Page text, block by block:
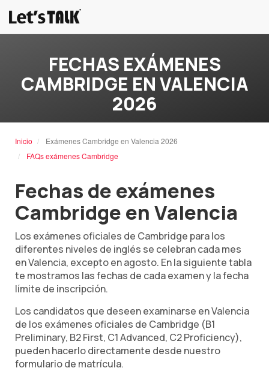
FECHAS EXÁMENES
CAMBRIDGE EN VALENCIA
2026
Inicio
Exámenes Cambridge en Valencia 2026
FAQs exámenes Cambridge
Fechas de exámenes
Cambridge en Valencia
Los exámenes oficiales de Cambridge para los
diferentes niveles de inglés se celebran cada mes
en Valencia, excepto en agosto. En la siguiente tabla
te mostramos las fechas de cada examen y la fecha
límite de inscripción.
Los candidatos que deseen examinarse en Valencia
de los exámenes oficiales de Cambridge (B1
Preliminary, B2 First, C1 Advanced, C2 Proficiency),
pueden hacerlo directamente desde nuestro
formulario de matrícula.